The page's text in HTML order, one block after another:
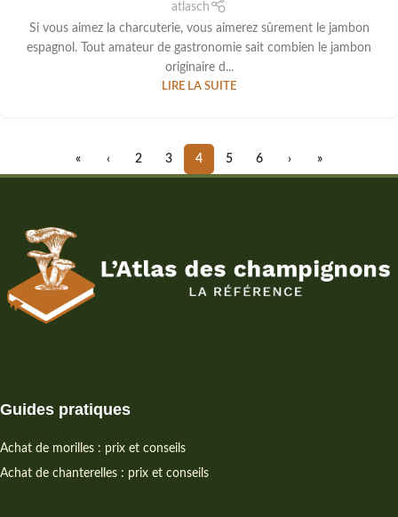
atlasch
Si vous aimez la charcuterie, vous aimerez sûrement le jambon
espagnol. Tout amateur de gastronomie sait combien le jambon
originaire d...
LIRE LA SUITE
« ‹ 2 3 4 5 6 › »
Guides pratiques
Achat de morilles : prix et conseils
Achat de chanterelles : prix et conseils